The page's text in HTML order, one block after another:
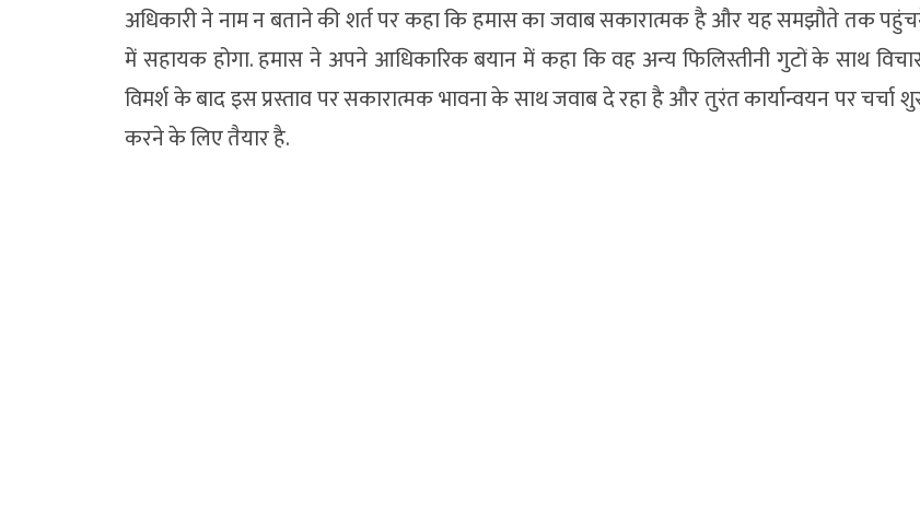
अधिकारी ने नाम न बताने की शर्त पर कहा कि हमास का जवाब सकारात्मक है और यह समझौते तक
में सहायक होगा. हमास ने अपने आधिकारिक बयान में कहा कि वह अन्य फिलिस्तीनी गुटों के साथ
विमर्श के बाद इस प्रस्ताव पर सकारात्मक भावना के साथ जवाब दे रहा है और तुरंत कार्यान्वयन पर चर्चा
करने के लिए तैयार है.